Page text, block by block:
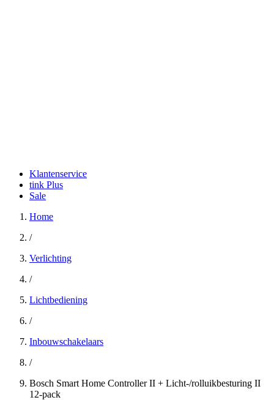
Klantenservice
tink Plus
Sale
Home
/
Verlichting
/
Lichtbediening
/
Inbouwschakelaars
/
Bosch Smart Home Controller II + Licht-/rolluikbesturing II
12-pack